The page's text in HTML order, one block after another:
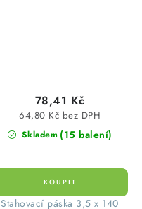
Skladem (15 balení)
64,80 Kč bez DPH
78,41 Kč
Stahovací páska 3,5 x 140